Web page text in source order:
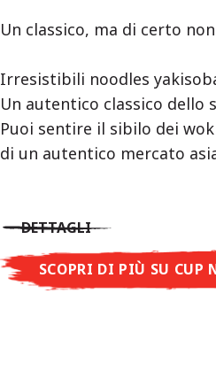
Un classico, ma di certo
Irresistibili noodles
Un autentico classico dello
Puoi sentire il sibilo dei
di un autentico mercato
DETTAGLI
SCOPRI DI PIÙ SU CUP